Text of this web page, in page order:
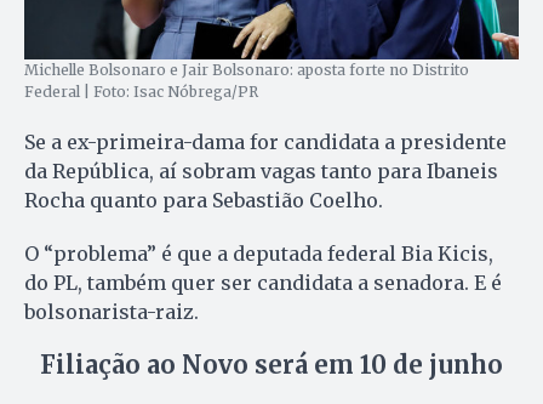
Michelle Bolsonaro e Jair Bolsonaro: aposta forte no Distrito
Federal | Foto: Isac Nóbrega/PR
Se a ex-primeira-dama for candidata a presidente
da República, aí sobram vagas tanto para Ibaneis
Rocha quanto para Sebastião Coelho.
O “problema” é que a deputada federal Bia Kicis,
do PL, também quer ser candidata a senadora. E é
bolsonarista-raiz.
Filiação ao Novo será em 10 de junho